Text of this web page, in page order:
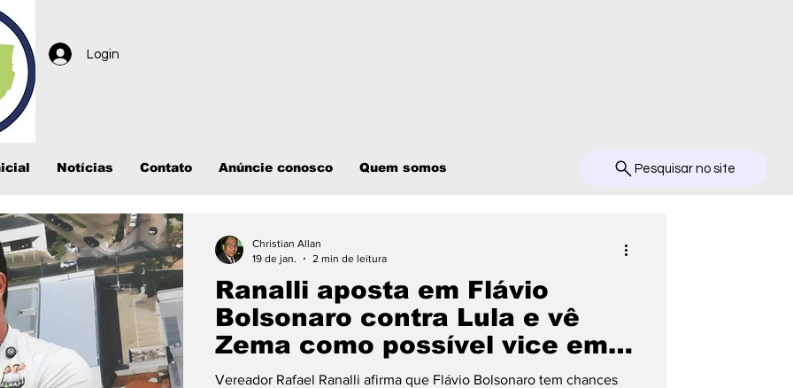
Login
Notícias Contato Anúncie conosco Quem somos Pesquisar no site
Ranalli aposta em Flávio
Bolsonaro contra Lula e vê
Zema como possível vice em
2026
Vereador Rafael Ranalli afirma que Flávio Bolsonaro tem chances
Christian Allan
19 de jan.
2 min de leitura